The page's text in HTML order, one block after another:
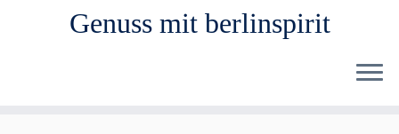
Genuss mit berlinspirit